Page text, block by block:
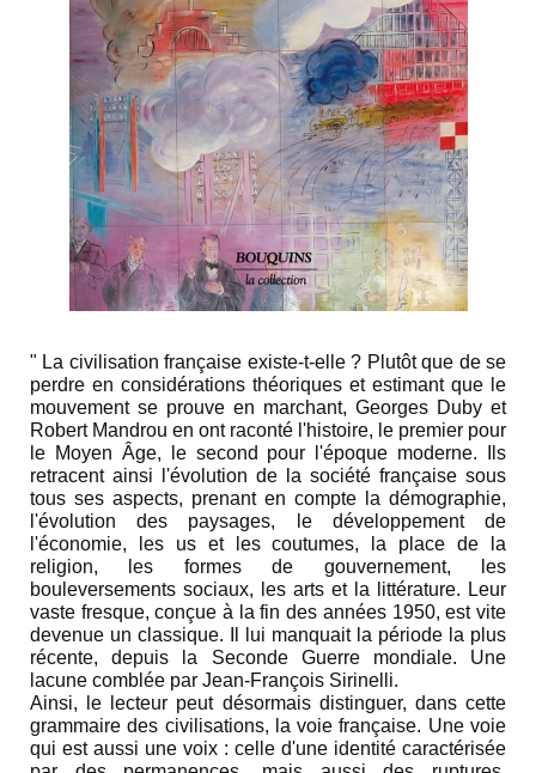
" La civilisation française existe-t-elle ? Plutôt que de se
perdre en considérations théoriques et estimant que le
mouvement se prouve en marchant, Georges Duby et
Robert Mandrou en ont raconté l'histoire, le premier pour
le Moyen Âge, le second pour l'époque moderne. Ils
retracent ainsi l'évolution de la société française sous
tous ses aspects, prenant en compte la démographie,
l'évolution des paysages, le développement de
l'économie, les us et les coutumes, la place de la
religion, les formes de gouvernement, les
bouleversements sociaux, les arts et la littérature. Leur
vaste fresque, conçue à la fin des années 1950, est vite
devenue un classique. Il lui manquait la période la plus
récente, depuis la Seconde Guerre mondiale. Une
lacune comblée par Jean-François Sirinelli.
Ainsi, le lecteur peut désormais distinguer, dans cette
grammaire des civilisations, la voie française. Une voie
qui est aussi une voix : celle d'une identité caractérisée